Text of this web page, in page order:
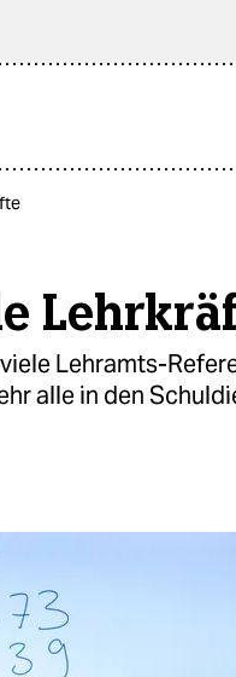
Lehramts-
alle in den